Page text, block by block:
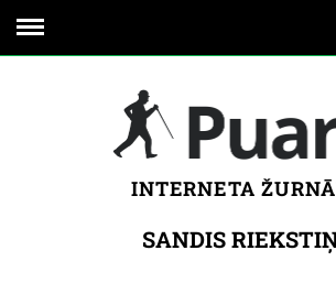
INTERNETA
SANDIS